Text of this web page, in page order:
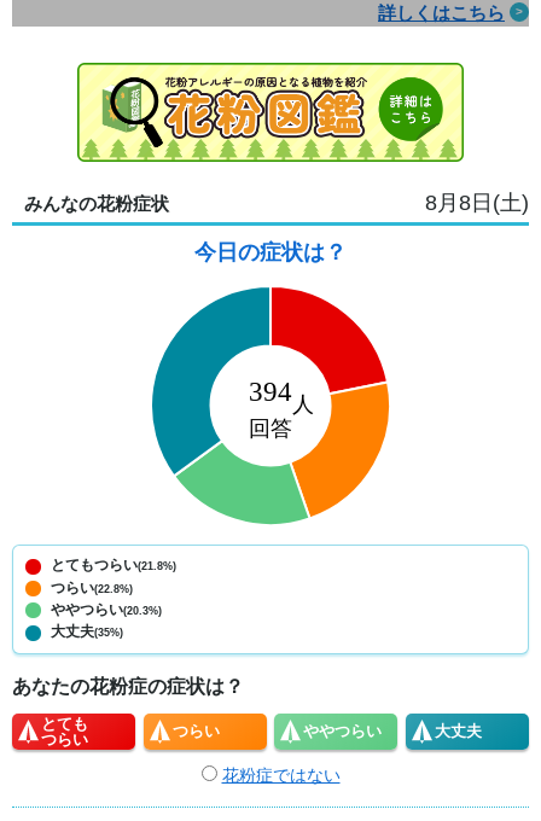
詳しくはこちら
みんなの花粉症状 8月8日(土)
今日の症状は？
とてもつらい(21.8%)
つらい(22.8%)
ややつらい(20.3%)
大丈夫(35%)
あなたの花粉症の症状は？
とても
つらい
つらい ややつらい 大丈夫
花粉症ではない